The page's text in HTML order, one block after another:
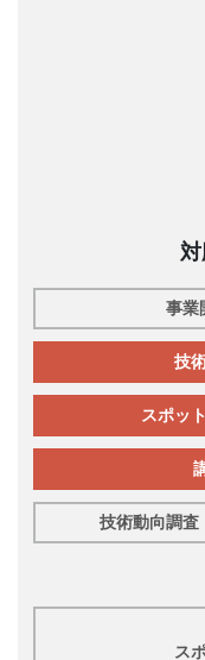
事業
技
スポッ
技術動向調査
ス